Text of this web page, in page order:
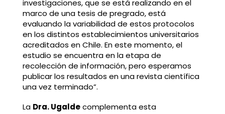
investigaciones, que se está realizando en el
marco de una tesis de pregrado, está
evaluando la variabilidad de estos protocolos
en los distintos establecimientos universitarios
acreditados en Chile. En este momento, el
estudio se encuentra en la etapa de
recolección de información, pero esperamos
publicar los resultados en una revista científica
una vez terminado”.
La Dra. Ugaldecomplementa esta